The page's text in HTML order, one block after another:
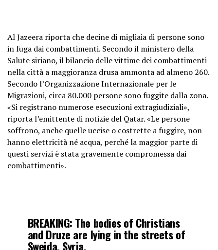
Al Jazeera riporta che decine di migliaia di persone sono
in fuga dai combattimenti. Secondo il ministero della
Salute siriano, il bilancio delle vittime dei combattimenti
nella città a maggioranza drusa ammonta ad almeno 260.
Secondo l’Organizzazione Internazionale per le
Migrazioni, circa 80.000 persone sono fuggite dalla zona.
«Si registrano numerose esecuzioni extragiudiziali»,
riporta l’emittente di notizie del Qatar. «Le persone
soffrono, anche quelle uccise o costrette a fuggire, non
hanno elettricità né acqua, perché la maggior parte di
questi servizi è stata gravemente compromessa dai
combattimenti».
BREAKING: The bodies of Christians
and Druze are lying in the streets of
Sweida, Syria.